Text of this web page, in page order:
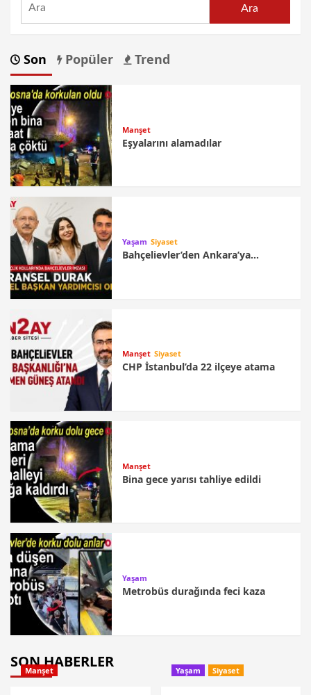
Ara
Son Popüler Trend
Manşet
Eşyalarını alamadılar
Yaşam Siyaset
Bahçelievler’den Ankara’ya…
Manşet Siyaset
CHP İstanbul’da 22 ilçeye atama
Manşet
Bina gece yarısı tahliye edildi
Yaşam
Metrobüs durağında feci kaza
SON HABERLER
Manşet Yaşam Siyaset